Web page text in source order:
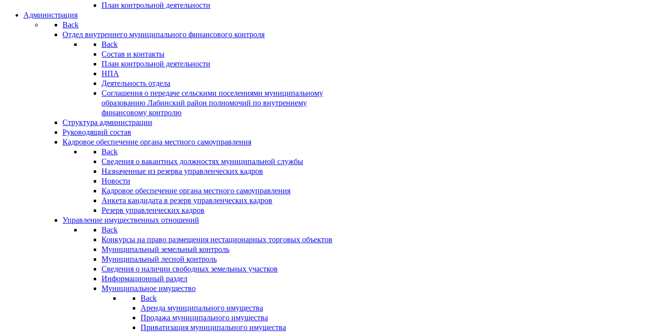
План контрольной деятельности
Администрация
Back
Отдел внутреннего муниципального финансового контроля
Back
Состав и контакты
План контрольной деятельности
НПА
Деятельность отдела
Соглашения о передаче сельскими поселениями муниципальному
образованию Лабинский район полномочий по внутреннему
финансовому контролю
Структура администрации
Руководящий состав
Кадровое обеспечение органа местного самоуправления
Back
Сведения о вакантных должностях муниципальной службы
Назначенные из резерва управленческих кадров
Новости
Кадровое обеспечение органа местного самоуправления
Анкета кандидата в резерв управленческих кадров
Резерв управленческих кадров
Управление имущественных отношений
Back
Конкурсы на право размещения нестационарных торговых объектов
Муниципальный земельный контроль
Муниципальный лесной контроль
Сведения о наличии свободных земельных участков
Информационный раздел
Муниципальное имущество
Back
Аренда муниципального имущества
Продажа муниципального имущества
Приватизация муниципального имущества